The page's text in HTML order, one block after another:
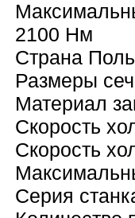
2100 Нм
Страна
Размеры
Материал
Скорость
Скорость
Серия